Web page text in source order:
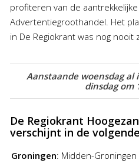
profiteren van de
Advertentiegroothandel. Het
in De Regiokrant was nog nooit
Aanstaande woensdag al
dinsdag om
De Regiokrant
verschijnt in de
Groningen: Midden-Groningen